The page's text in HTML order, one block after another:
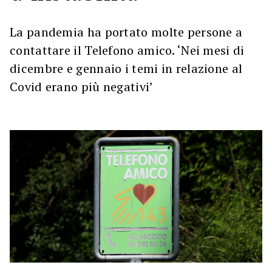
La pandemia ha portato molte persone a
contattare il Telefono amico. ‘Nei mesi di
dicembre e gennaio i temi in relazione al
Covid erano più negativi’